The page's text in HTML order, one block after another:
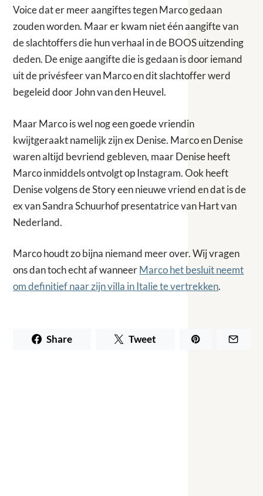
Voice dat er meer aangiftes tegen Marco gedaan
zouden worden. Maar er kwam niet één aangifte van
de slachtoffers die hun verhaal in de BOOS uitzending
deden. De enige aangifte die is gedaan is door iemand
uit de privésfeer van Marco en dit slachtoffer werd
begeleid door John van den Heuvel.
Maar Marco is wel nog een goede vriendin
kwijtgeraakt namelijk zijn ex Denise. Marco en Denise
waren altijd bevriend gebleven, maar Denise heeft
Marco inmiddels ontvolgt op Instagram. Ook heeft
Denise volgens de Story een nieuwe vriend en dat is de
ex van Sandra Schuurhof presentatrice van Hart van
Nederland.
Marco houdt zo bijna niemand meer over. Wij vragen
ons dan toch echt af wanneerMarco het besluit neemt
om definitief naar zijn villa in Italie te vertrekken.
Share Tweet